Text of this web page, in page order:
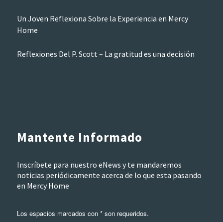
Un Joven Reflexiona Sobre la Experiencia en Mercy
Home
Reflexiones Del P. Scott – La gratitud es una decisión
Mantente Informado
Inscríbete para nuestro eNews y te mandaremos
noticias periódicamente acerca de lo que esta pasando
en Mercy Home
Los espacios marcados con * son requeridos.